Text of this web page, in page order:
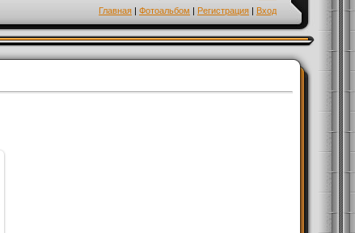
Главная | Фотоальбом | Регистрация | Вход